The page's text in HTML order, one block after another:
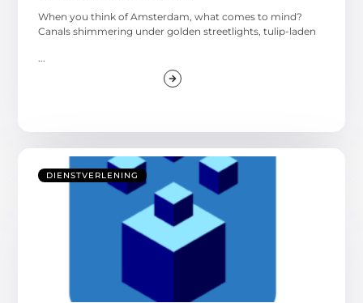
When you think of Amsterdam, what comes to mind?
Canals shimmering under golden streetlights, tulip-laden
DIENSTVERLENING